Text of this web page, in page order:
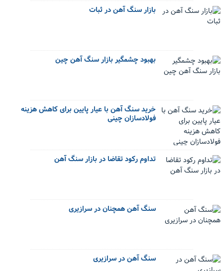
بازار سنگ آهن در ثبات
بهبود چشمگیر بازار سنگ آهن چین
خرید سنگ آهن با عیار پایین برای کاهش هزینه
فولادسازان چینی
تداوم رکود تقاضا در بازار سنگ آهن
سنگ آهن همچنان در سرازیری
سنگ آهن در سرازیری